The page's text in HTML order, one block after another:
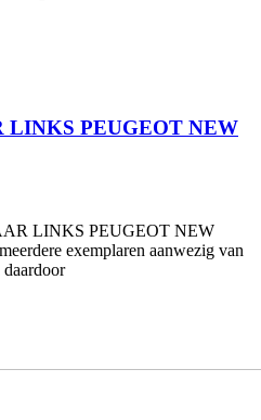
LINKS PEUGEOT NEW
LINKS PEUGEOT NEW
exemplaren aanwezig van
daardoor